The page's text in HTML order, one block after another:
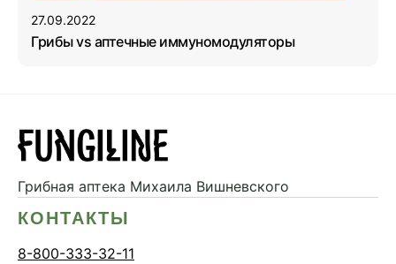
27.09.2022
Грибы vs аптечные иммуномодуляторы
Грибная аптека Михаила Вишневского
КОНТАКТЫ
8-800-333-32-11